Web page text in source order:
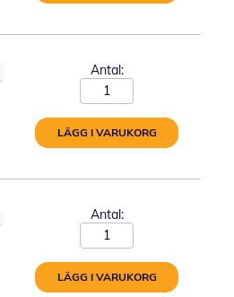
Antal:
LÄGG I VARUKORG
Antal:
LÄGG I VARUKORG